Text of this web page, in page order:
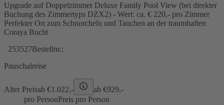
Upgrade auf Doppelzimmer Deluxe Family Pool View (bei direkter
Buchung des Zimmertyps DZX2) - Wert: ca. € 220,- pro Zimmer
Perfekter Ort zum Schnorcheln und Tauchen an der traumhaften
Coraya Bucht
253527Bestellnr.:
Pauschalreise
Alter Preisab €1.022,- ab €929,-
pro PersonPreis pro Person